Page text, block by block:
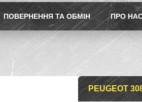
ПОВЕРНЕННЯ ТА ОБМІН ПРО
PEUGEOT